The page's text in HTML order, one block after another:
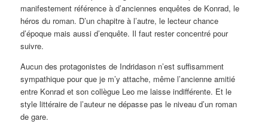
manifestement référence à d’anciennes enquêtes de Konrad, le
héros du roman. D’un chapitre à l’autre, le lecteur chance
d’époque mais aussi d’enquête. Il faut rester concentré pour
suivre.
Aucun des protagonistes de Indridason n’est suffisamment
sympathique pour que je m’y attache, même l’ancienne amitié
entre Konrad et son collègue Leo me laisse indifférente. Et le
style littéraire de l’auteur ne dépasse pas le niveau d’un roman
de gare.